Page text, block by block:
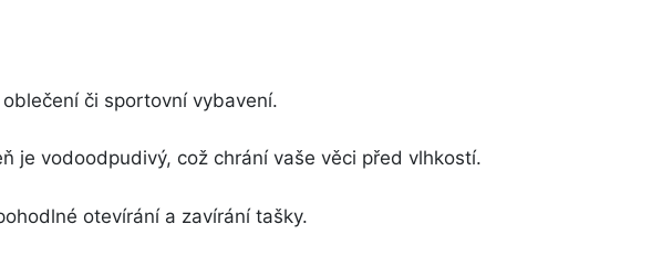
či sportovní vybavení.
je vodoodpudivý, což chrání vaše věci před vlhkostí.
otevírání a zavírání tašky.